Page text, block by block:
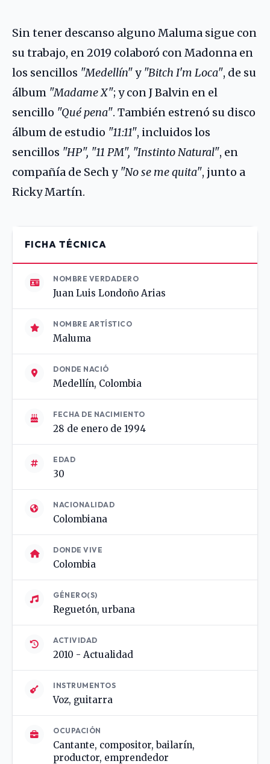
Sin tener descanso alguno Maluma sigue con
su trabajo, en 2019 colaboró conMadonna en
los sencillos "Medellín"y "Bitch I'm Loca", de su
álbum "Madame X"; y con J Balvin en el
sencillo "Qué pena". También estrenó su disco
álbum de estudio "11:11", incluidos los
sencillos "HP", "11 PM", "Instinto Natural", en
compañía de Sechy "No se me quita", junto a
Ricky Martín.
FICHA TÉCNICA
NOMBRE VERDADERO
Juan Luis Londoño Arias
NOMBRE ARTÍSTICO
Maluma
DONDE NACIÓ
Medellín, Colombia
FECHA DE NACIMIENTO
28 de enero de 1994
EDAD
30
NACIONALIDAD
Colombiana
DONDE VIVE
Colombia
GÉNERO(S)
Reguetón, urbana
ACTIVIDAD
2010 - Actualidad
INSTRUMENTOS
Voz, guitarra
OCUPACIÓN
Cantante, compositor, bailarín,
productor, emprendedor